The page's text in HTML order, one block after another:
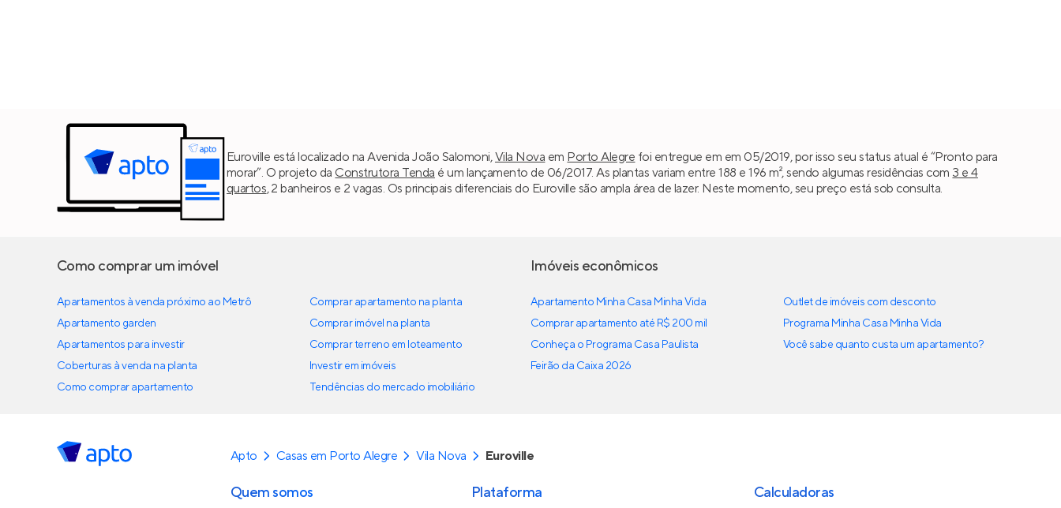
Euroville está localizado na Avenida João Salomoni,Vila Nova em Porto Alegre foi entregue em em 05/2019, por isso seu status atual é “Pronto para
morar”. O projeto da Construtora Tenda é um lançamento de 06/2017. As plantas variam entre 188 e 196 m², sendo algumas residências com 3 e 4
quartos, 2 banheiros e 2 vagas. Os principais diferenciais do Euroville são ampla área de lazer. Neste momento, seu preço está sob consulta.
Como comprar um imóvel
Apartamentos à venda próximo ao Metrô
Apartamento garden
Apartamentos para investir
Coberturas à venda na planta
Como comprar apartamento
Comprar apartamento na planta
Comprar imóvel na planta
Comprar terreno em loteamento
Investir em imóveis
Tendências do mercado imobiliário
Imóveis econômicos
Apartamento Minha Casa Minha Vida
Comprar apartamento até R$ 200 mil
Conheça o Programa Casa Paulista
Feirão da Caixa 2026
Outlet de imóveis com desconto
Programa Minha Casa Minha Vida
Você sabe quanto custa um apartamento?
Apto Casas em Porto Alegre Vila Nova Euroville
Quem somos Plataforma Calculadoras